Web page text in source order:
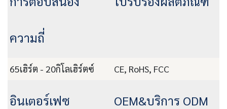
ความถี่
65เฮิร์ต - 20กิโลเฮิร์ตซ์ CE, RoHS, FCC
อินเตอร์เฟซ OEM&บริการ ODM